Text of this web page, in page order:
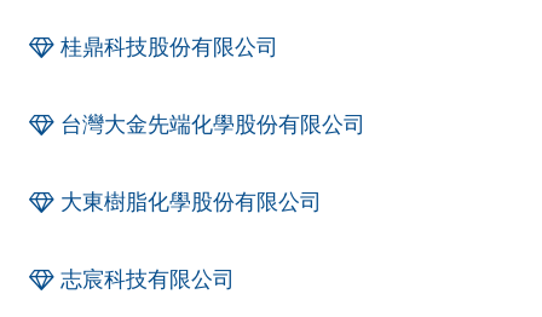
桂鼎科技股份有限公司
台灣大金先端化學股份有限公司
大東樹脂化學股份有限公司
志宸科技有限公司